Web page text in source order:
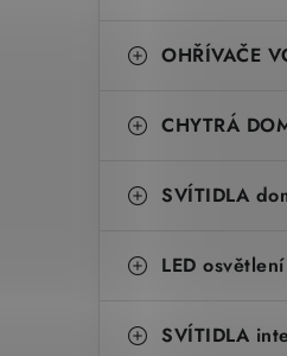
OHŘÍVAČE
CHYTRÁ
SVÍTIDLA
LED osvětlení
SVÍTIDLA